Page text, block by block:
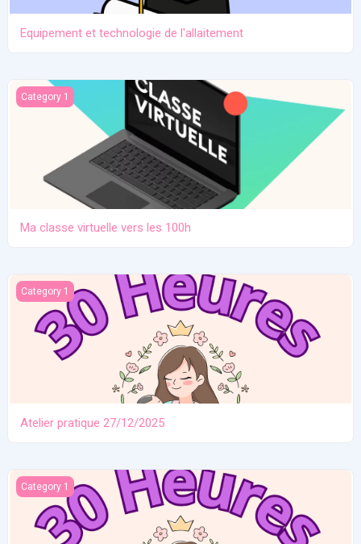
Equipement et technologie de l'allaitement
Ma classe virtuelle vers les 100h
Category 1
Ma classe virtuelle vers les 100h
Atelier pratique 27/12/2025
Category 1
Atelier pratique 27/12/2025
IHAB et compétences en communication
Category 1